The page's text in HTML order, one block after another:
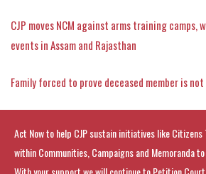
CJP moves NCM against arms training camps,
events in Assam and Rajasthan
Family forced to prove deceased member is
Act Now to help CJP sustain initiatives like
within Communities, Campaigns and Memoranda